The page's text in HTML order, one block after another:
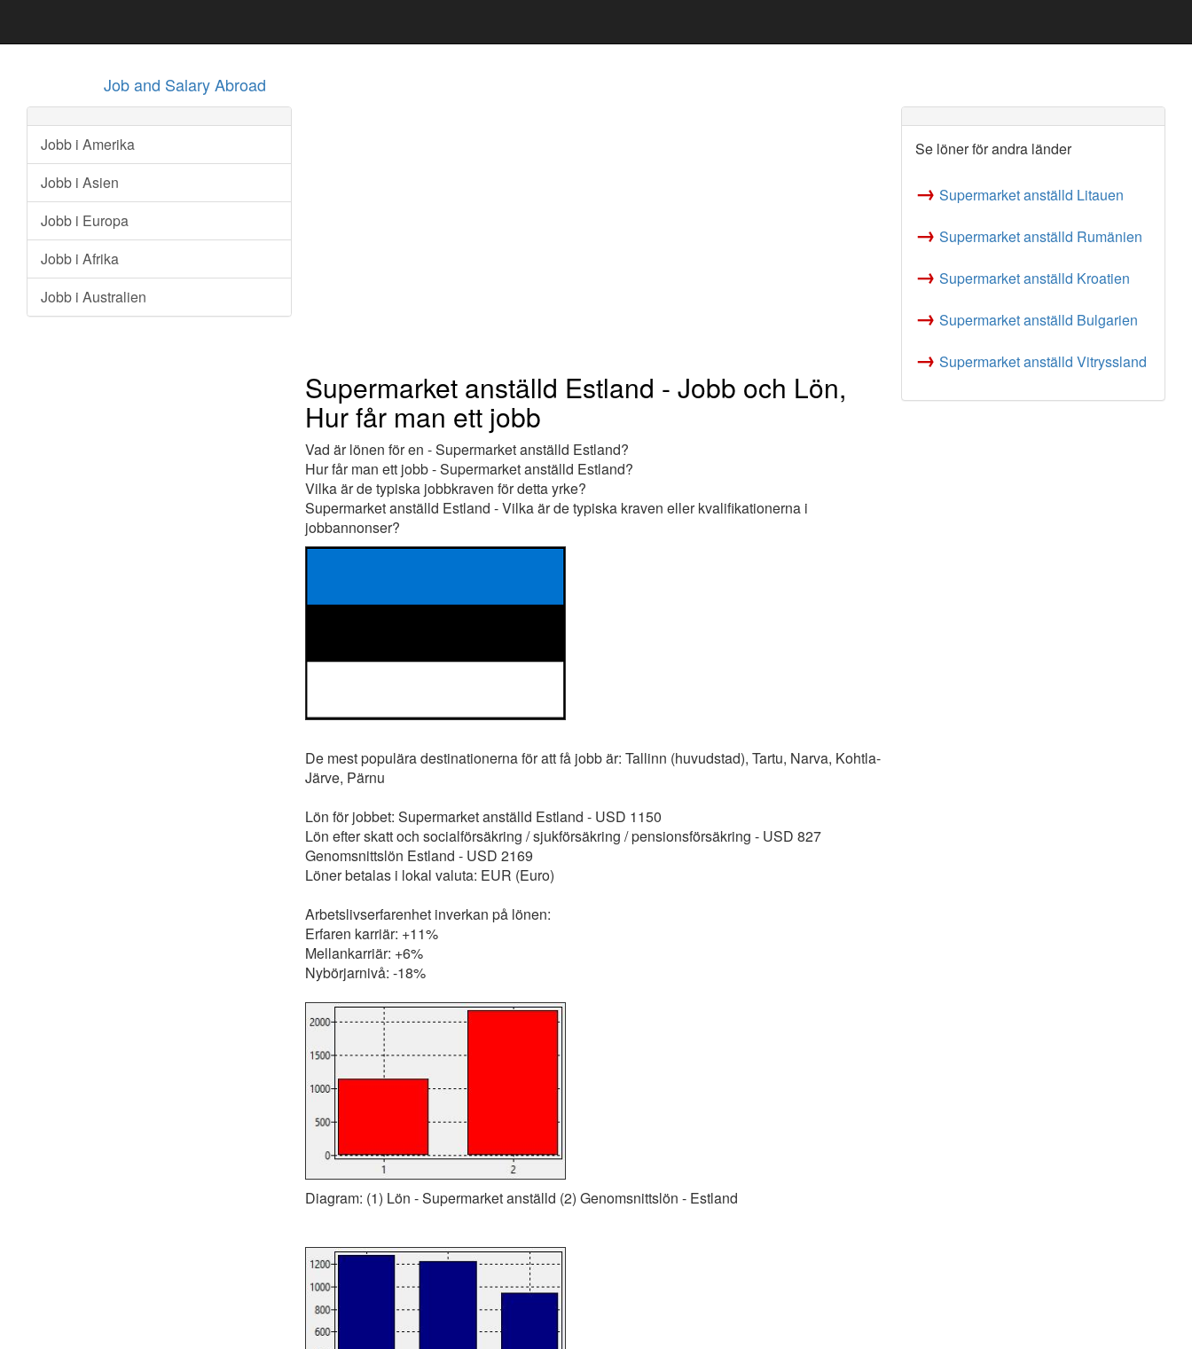
Job and Salary Abroad
Jobb i Amerika
Jobb i Asien
Jobb i Europa
Jobb i Afrika
Jobb i Australien
Supermarket anställd Estland - Jobb och Lön,
Hur får man ett jobb
Vad är lönen för en - Supermarket anställd Estland?
Hur får man ett jobb - Supermarket anställd Estland?
Vilka är de typiska jobbkraven för detta yrke?
Supermarket anställd Estland - Vilka är de typiska kraven eller kvalifikationerna i
jobbannonser?
De mest populära destinationerna för att få jobb är: Tallinn (huvudstad), Tartu, Narva, Kohtla-
Järve, Pärnu
Lön för jobbet: Supermarket anställd Estland - USD 1150
Lön efter skatt och socialförsäkring / sjukförsäkring / pensionsförsäkring - USD 827
Genomsnittslön Estland - USD 2169
Löner betalas i lokal valuta: EUR (Euro)
Arbetslivserfarenhet inverkan på lönen:
Erfaren karriär: +11%
Mellankarriär: +6%
Nybörjarnivå: -18%
Diagram: (1) Lön - Supermarket anställd (2) Genomsnittslön - Estland
Se löner för andra länder
→ Supermarket anställd Litauen
→ Supermarket anställd Rumänien
→ Supermarket anställd Kroatien
→ Supermarket anställd Bulgarien
→ Supermarket anställd Vitryssland